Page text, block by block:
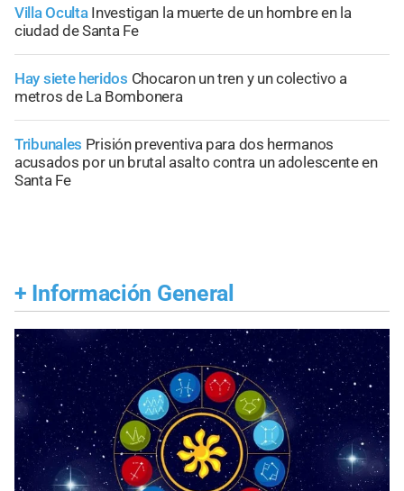
Villa Oculta Investigan la muerte de un hombre en la
ciudad de Santa Fe
Hay siete heridos Chocaron un tren y un colectivo a
metros de La Bombonera
Tribunales Prisión preventiva para dos hermanos
acusados por un brutal asalto contra un adolescente en
Santa Fe
+ Información General